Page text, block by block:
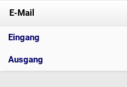
E-Mail
Eingang
Ausgang